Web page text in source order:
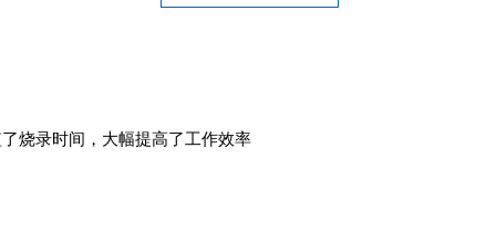
烧录时间，大幅提高了工作效率